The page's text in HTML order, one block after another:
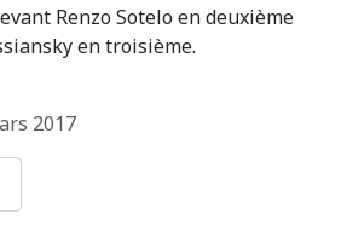
Renzo Sotelo en deuxième
en troisième.
2017